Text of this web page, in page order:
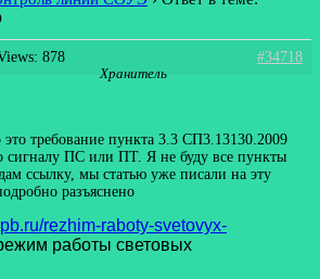
878
#34718
Хранитель
требование пункта 3.3 СП3.13130.2009
сигналу ПС или ПТ. Я не буду все пункты
ссылку, мы статью уже писали на эту
разъяснено
rezhim-raboty-svetovyx-
работы световых